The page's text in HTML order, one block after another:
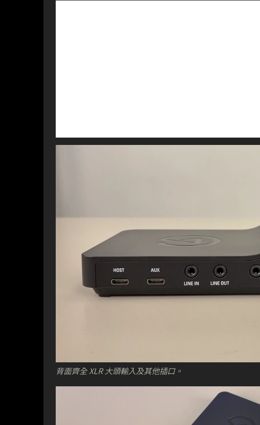
背面齊全 XLR 大頭輸入及其他插口。